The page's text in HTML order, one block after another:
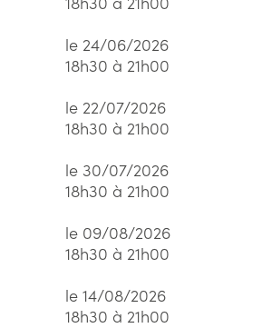
le 24/06/2026
18h30 à 21h00
le 22/07/2026
18h30 à 21h00
le 30/07/2026
18h30 à 21h00
le 09/08/2026
18h30 à 21h00
le 14/08/2026
18h30 à 21h00